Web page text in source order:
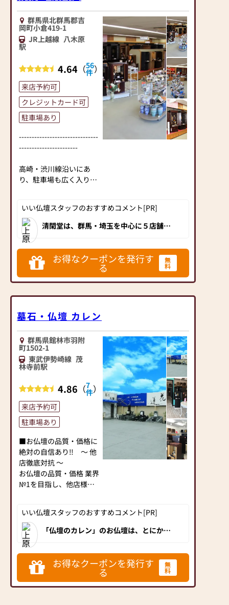
群馬県北群馬郡吉
岡町小倉419-1
JR上越線 八木原
駅
4.64 （56
件）
来店予約可
クレジットカード可
駐車場あり
-------------------------------
-----------------------
高崎・渋川線沿いにあ
り、駐車場も広く入りや
ーソクは勿論、色々な種
類の仏壇、仏具、お位
牌、神棚や神具、お墓用
品と
仏事に関する物が数多く
揃っています。
最近は様々な仏具が出て
のない方でも来店される
新しい発見があるかもし
れません。
特に食べ物や飲み物をロ
ーソクで作った「故人の
好物シリーズ」はお勧め
です。
かわいいカメ親子と従業
員一同が御来店をお待ち
しております。
まずはお下見だけでも結
構です。
クーポンを発行のうえ、
お気軽にご来店くださ
い。
いい仏壇スタッフのおすすめコメント[PR]
清閑堂は、群馬・埼玉を中心に５店舗を
れ、種類ごとに見やすくレイアウトされ
ています。ベイシアグループの“心”を担
当する清閑堂は、明瞭な価格・お客様本
位の接客が魅力です。群馬県にお住いの
方には是非訪問していただきたいおスス
メの仏壇店です。
お得なクーポンを発行す
る
無
料
墓石・仏壇 カレン
群馬県館林市羽附
町1502-1
東武伊勢崎線 茂
林寺前駅
4.86 （7
件）
来店予約可
駐車場あり
■お仏壇の品質・価格に
絶対の自信あり‼ ～ 他
店徹底対抗 ～
お仏壇の品質・価格 業界
№1を目指し、他店様に
ザイナーのオリジナル仏
壇は是非とも見て頂きた
いです。国産トップメー
カー品も多数ございま
す。
※同じ条件の場合、他店
様よりも1円でも高い場
いい仏壇スタッフのおすすめコメント[PR]
「仏壇のカレン」のお仏壇は、とにかく
へん評判です。特に、人気の家具調仏壇
をお探しの方は必見のお店！地域の皆様
に人気のお仏壇が常時50台展示されてい
るので、クーポン発行のうえ是非ともお
気軽に訪れてみてください。先々まで末
永くお付き合いのできる地域密着店で、
お得なクーポンを発行す
る
無
料